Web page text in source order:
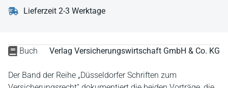
Buch Verlag Versicherungswirtschaft GmbH & Co. KG
Der Band der Reihe „Düsseldorfer Schriften zum
Lieferzeit 2-3 Werktage